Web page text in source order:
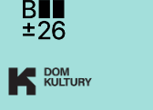
Otwiera stronę w
Otwiera stronę w